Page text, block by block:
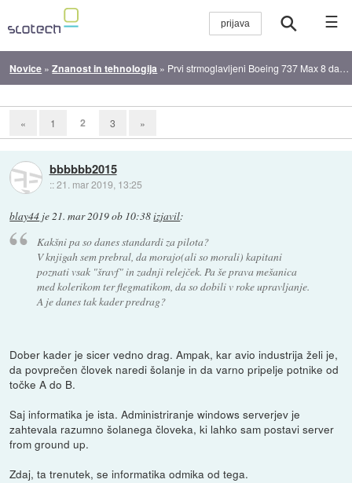
☰
Novice »Znanost in tehnologija » Prvi strmoglavljeni Boeing 737 Max 8 dan pred nesrečo komaj rešili
« 1 2 3 »
bbbbbb2015
::21. mar 2019, 13:25
blay44 je21. mar 2019 ob 10:38izjavil:
Kakšni pa so danes standardi za pilota?
V knjigah sem prebral, da morajo(ali so morali) kapitani
poznati vsak "šravf" in zadnji relejček. Pa še prava mešanica
med kolerikom ter flegmatikom, da so dobili v roke upravljanje.
A je danes tak kader predrag?
Dober kader je sicer vedno drag. Ampak, kar avio industrija želi je,
da povprečen človek naredi šolanje in da varno pripelje potnike od
točke A do B.
Saj informatika je ista. Administriranje windows serverjev je
zahtevala razumno šolanega človeka, ki lahko sam postavi server
from ground up.
Zdaj, ta trenutek, se informatika odmika od tega.